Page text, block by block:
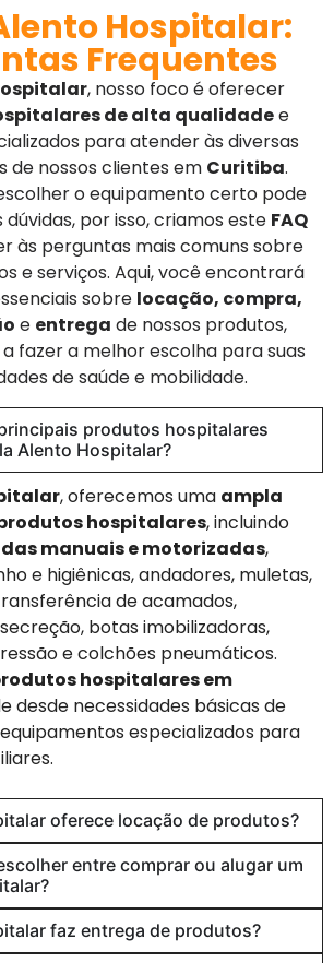
Hospitalar:
Frequentes
, nosso foco é oferecer
de alta qualidadee
para atender às diversas
de nossos clientes em Curitiba.
o equipamento certo pode
por isso, criamos este FAQ
às perguntas mais comuns sobre
e serviços. Aqui, você encontrará
sobre locação, compra,
e entrega de nossos produtos,
fazer a melhor escolha para suas
de saúde e mobilidade.
produtos hospitalares
Alento Hospitalar?
, oferecemos uma ampla
hospitalares, incluindo
manuais e motorizadas,
e higiênicas, andadores, muletas,
de acamados,
botas imobilizadoras,
e colchões pneumáticos.
hospitalares em
desde necessidades básicas de
especializados para
oferece locação de produtos?
entre comprar ou alugar um
faz entrega de produtos?